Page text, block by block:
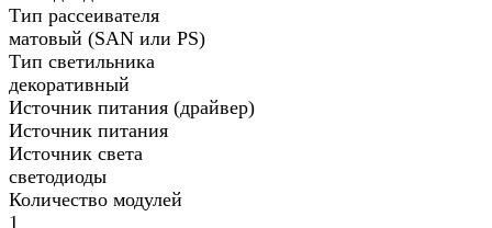
Тип рассеивателя
матовый (SAN или PS)
Тип светильника
декоративный
Источник питания (драйвер)
Источник питания
Источник света
светодиоды
Количество модулей
1